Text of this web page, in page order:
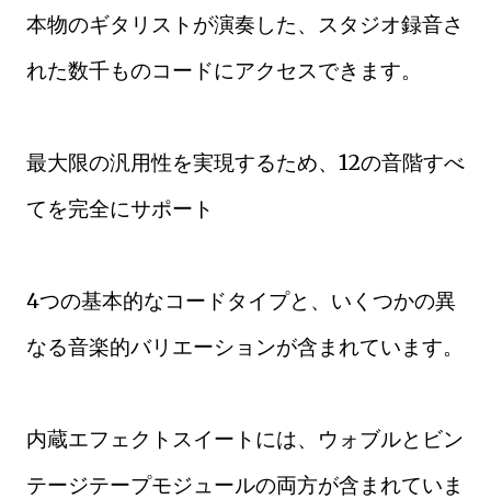
本物のギタリストが演奏した、スタジオ録音さ
れた数千ものコードにアクセスできます。
最大限の汎用性を実現するため、12の音階すべ
てを完全にサポート
4つの基本的なコードタイプと、いくつかの異
なる音楽的バリエーションが含まれています。
内蔵エフェクトスイートには、ウォブルとビン
テージテープモジュールの両方が含まれていま